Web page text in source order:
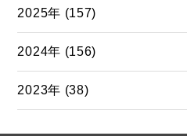
2025年 (157)
2024年 (156)
2023年 (38)